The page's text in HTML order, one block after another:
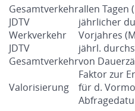
Gesamtverkehrallen Tagen
JDTV
Werkverkehr
jährlicher
Vorjahres
JDTV
Gesamtverkehr
jährl.
von
Valorisierung
Faktor zur
für d.